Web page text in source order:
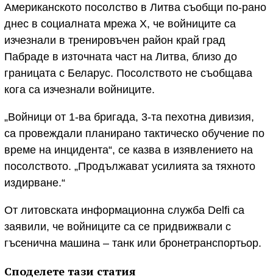
Американското посолство в Литва съобщи по-рано
днес в социалната мрежа Х, че войниците са
изчезнали в тренировъчен район край град
Пабраде в източната част на Литва, близо до
границата с Беларус. Посолството не съобщава
кога са изчезнали войниците.
„Войници от 1-ва бригада, 3-та пехотна дивизия,
са провеждали планирано тактическо обучение по
време на инцидента“, се казва в изявлението на
посолството. „Продължават усилията за тяхното
издирване.“
От литовската информационна служба Delfi са
заявили, че войниците са се придвижвали с
гъсенична машина – танк или бронетранспортьор.
Споделете тази статия